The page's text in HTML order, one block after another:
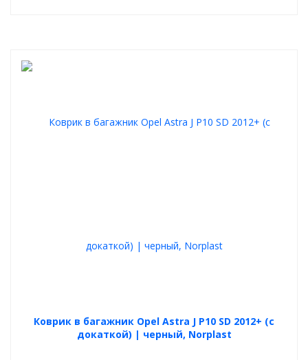
Коврик в багажник Opel Astra J P10 SD 2012+ (с
докаткой) | черный, Norplast